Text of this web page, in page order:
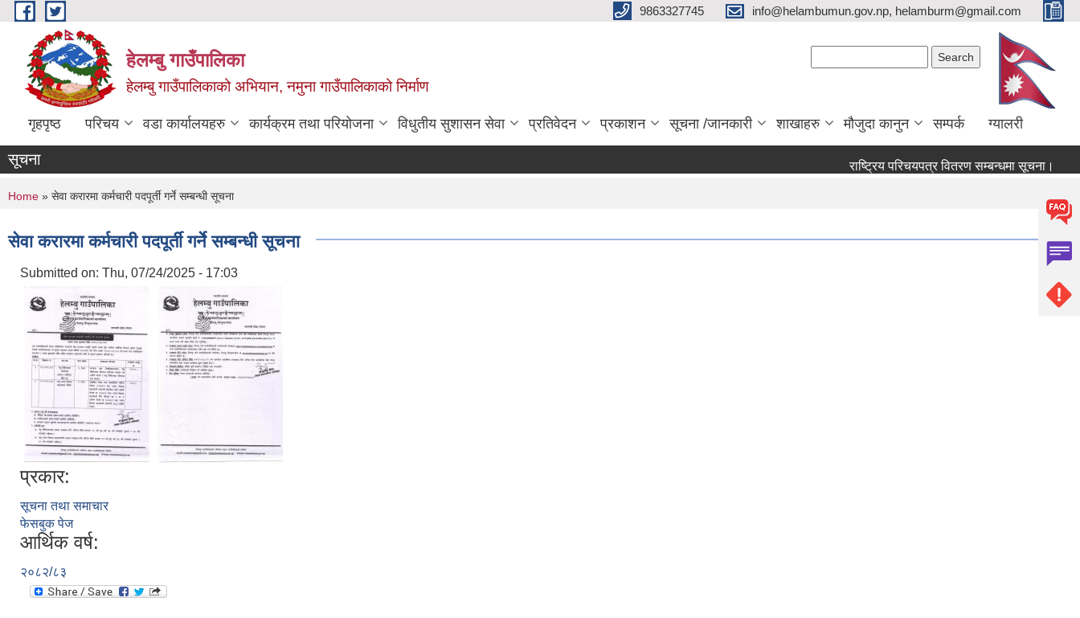
Skip to main content 9863327745 info@helambumun.gov.np, helamburm@gmail.com
हेलम्बु गाउँपालिका
हेलम्बु गाउँपालिकाको अभियान, नमुना गाउँपालिकाको निर्माण
गृहपृष्ठ परिचय वडा कार्यालयहरु कार्यक्रम तथा परियोजना विधुतीय सुशासन सेवा प्रतिवेदन प्रकाशन सूचना /जानकारी शाखाहरु मौजुदा कानुन सम्पर्क ग्यालरी
सूचना राष्ट्रिय परिचयपत्र वितरण सम्बन्धमा सूचना।
You are here
Home » सेवा करारमा कर्मचारी पदपूर्ती गर्ने सम्बन्धी सूचना
सेवा करारमा कर्मचारी पदपूर्ती गर्ने सम्बन्धी सूचना
Submitted on: Thu, 07/24/2025 - 17:03
प्रकार:
सूचना तथा समाचार
फेसबुक पेज
आर्थिक वर्ष:
२०८२/८३